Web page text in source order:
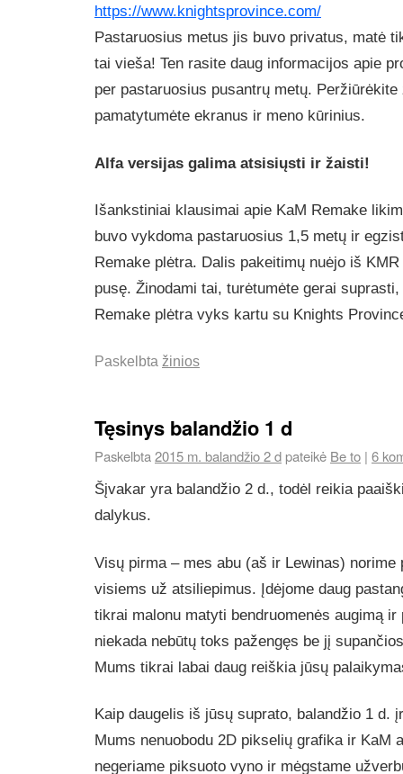
https://www.knightsprovince.com/
Pastaruosius metus jis buvo privatus, matė
tai vieša! Ten rasite daug informacijos apie
per pastaruosius pusantrų metų.
pamatytumėte ekranus ir meno kūrinius.
Alfa versijas galima atsisiųsti ir žaisti!
Išankstiniai klausimai apie KaM Remake
buvo vykdoma pastaruosius 1,5 metų ir
Remake plėtra. Dalis pakeitimų nuėjo iš
pusę. Žinodami tai, turėtumėte gerai
Remake plėtra vyks kartu su Knights
Paskelbta žinios
Tęsinys balandžio 1 d
Paskelbta2015 m. balandžio 2 d pateikė Be to | 6
Šįvakar yra balandžio 2 d., todėl reikia
dalykus.
Visų pirma – mes abu (aš ir Lewinas) norime
visiems už atsiliepimus. Įdėjome daug
tikrai malonu matyti bendruomenės augimą
niekada nebūtų toks pažengęs be jį
Mums tikrai labai daug reiškia jūsų
Kaip daugelis iš jūsų suprato, balandžio 1 d.
Mums nenuobodu 2D pikselių grafika ir KaM
negeriame piksuoto vyno ir mėgstame